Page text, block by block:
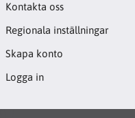
Kontakta oss
Regionala inställningar
Skapa konto
Logga in